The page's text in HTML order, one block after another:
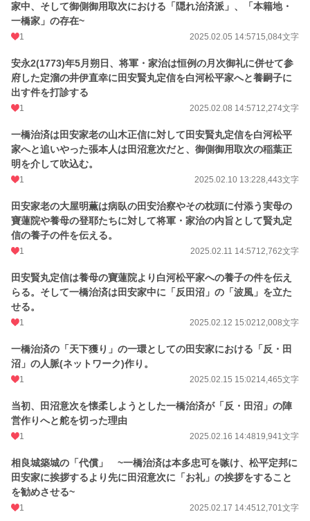
家中、そして御側御用取次における「隠れ治済派」、「本籍地・
一橋家」の存在~
1 2025.02.05 14:5715,084文字
安永2(1773)年5月朔日、将軍・家治は恒例の月次御礼に併せて参
府した定溜の井伊直幸に田安賢丸定信を白河松平家へと養嗣子に
出す件を打診する
1 2025.02.08 14:5712,274文字
一橋治済は田安家老の山木正信に対して田安賢丸定信を白河松平
家へと追いやった張本人は田沼意次だと、御側御用取次の稲葉正
明を介して吹込む。
1 2025.02.10 13:228,443文字
田安家老の大屋明薫は病臥の田安治察やその枕頭に付添う実母の
寶蓮院や養母の登耶たちに対して将軍・家治の内旨として賢丸定
信の養子の件を伝える。
1 2025.02.11 14:5712,762文字
田安賢丸定信は養母の寶蓮院より白河松平家への養子の件を伝え
らる。そして一橋治済は田安家中に「反田沼」の「波風」を立た
せる。
1 2025.02.12 15:0212,008文字
一橋治済の「天下獲り」の一環としての田安家における「反・田
沼」の人脈(ネットワーク)作り。
1 2025.02.15 15:0214,465文字
当初、田沼意次を懐柔しようとした一橋治済が「反・田沼」の陣
営作りへと舵を切った理由
1 2025.02.16 14:4819,941文字
相良城築城の「代償」 ~一橋治済は本多忠可を嗾け、松平定邦に
田安家に挨拶するより先に田沼意次に「お礼」の挨拶をすること
を勧めさせる~
1 2025.02.17 14:4512,701文字